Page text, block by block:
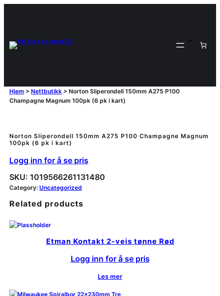
Hjem > Nettbutikk> Norton Sliperondell 150mm A275 P100
Champagne Magnum 100pk (6 pk i kart)
Norton Sliperondell 150mm A275 P100 Champagne Magnum
100pk (6 pk i kart)
Logg inn for å se pris
SKU: 1019566261131480
Category: Uncategorized
Related products
Etman Kontakt 2-veis tønne Rød
Logg inn for å se pris
Les mer